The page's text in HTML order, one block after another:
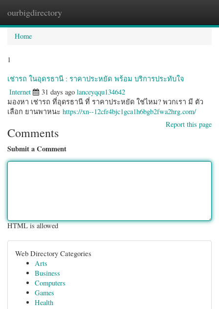
ourbigdirectory
Home
1
เช่ารถ ในอุดรธานี : ราคาประหยัด พร้อม บริการประทับใจ
Internet 31 days ago lanceyqqu134642
มองหา เช่ารถ ที่อุดรธานี ที่ ราคาประหยัด ใช่ไหม? พวกเรา มี ตัว
เลือก ยานพาหนะ https://xn--12cfr4bjc1gca1h6bgb2fwa2hrg.com/
Report this page
Comments
Submit a Comment
HTML is allowed
Web Directory Categories
Arts
Business
Computers
Games
Health